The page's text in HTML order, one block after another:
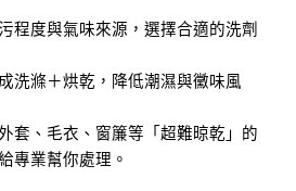
程度與氣味來源，選擇合適的洗劑
洗滌＋烘乾，降低潮濕與黴味風
套、毛衣、窗簾等「超難晾乾」的
專業幫你處理。